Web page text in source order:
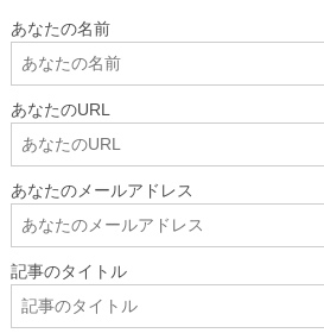
あなたの名前
あなたのURL
あなたのメールアドレス
記事のタイトル